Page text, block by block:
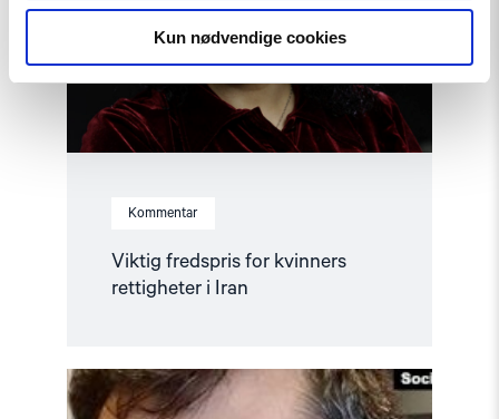
Kun nødvendige cookies
Kommentar
Viktig fredspris for kvinners
rettigheter i Iran
Iran"
Read